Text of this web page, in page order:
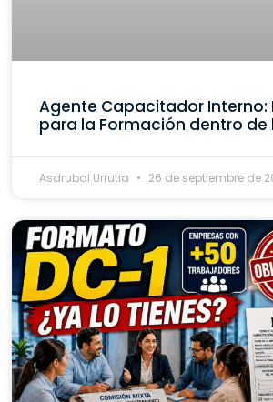
Agente Capacitador Interno:
para la Formación dentro de
Asdrubal Urrutia 26 de septiembre de